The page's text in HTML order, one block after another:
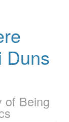
Duns
of Being